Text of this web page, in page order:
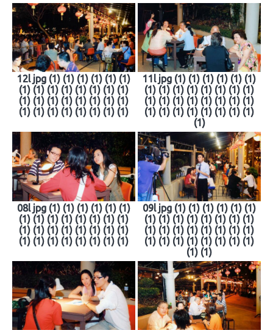
12l jpg (1) (1) (1) (1) (1) (1)
(1) (1) (1) (1) (1) (1) (1) (1)
(1) (1) (1) (1) (1) (1) (1) (1)
(1) (1) (1) (1) (1) (1) (1) (1)
11l jpg (1) (1) (1) (1) (1) (1)
(1) (1) (1) (1) (1) (1) (1) (1)
(1) (1) (1) (1) (1) (1) (1) (1)
(1) (1) (1) (1) (1) (1) (1) (1)
(1)
08l jpg (1) (1) (1) (1) (1) (1)
(1) (1) (1) (1) (1) (1) (1) (1)
(1) (1) (1) (1) (1) (1) (1) (1)
(1) (1) (1) (1) (1) (1) (1) (1)
09l jpg (1) (1) (1) (1) (1) (1)
(1) (1) (1) (1) (1) (1) (1) (1)
(1) (1) (1) (1) (1) (1) (1) (1)
(1) (1) (1) (1) (1) (1) (1) (1)
(1) (1)